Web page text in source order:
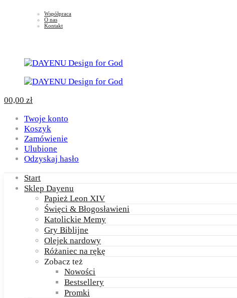
Współpraca
O nas
Kontakt
00,00 zł
Twoje konto
Koszyk
Zamówienie
Ulubione
Odzyskaj hasło
Start
Sklep Dayenu
Papież Leon XIV
Święci & Błogosławieni
Katolickie Memy
Gry Biblijne
Olejek nardowy
Różaniec na rękę
Zobacz też
Nowości
Bestsellery
Promki